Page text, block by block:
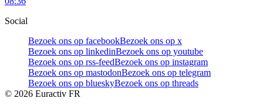
Social
Bezoek ons op facebookBezoek ons op x
Bezoek ons op linkedinBezoek ons op youtube
Bezoek ons op rss-feedBezoek ons op instagram
Bezoek ons op mastodonBezoek ons op telegram
Bezoek ons op blueskyBezoek ons op threads
© 2026 Euractiv FR